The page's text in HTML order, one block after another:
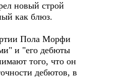
новый строй
как блюз.
Пола Морфи
и "его дебюты
того, что он
дебютов, в